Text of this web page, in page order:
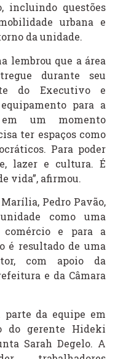
incluindo questões
urbana e
da unidade.
lembrou que a área
durante seu
do Executivo e
para a
um momento
ter espaços como
Para poder
lazer e cultura. É
vida”, afirmou.
Pedro Pavão,
como uma
e para a
é resultado de uma
com apoio da
e da Câmara
da equipe em
do gerente Hideki
Sarah Degelo. A